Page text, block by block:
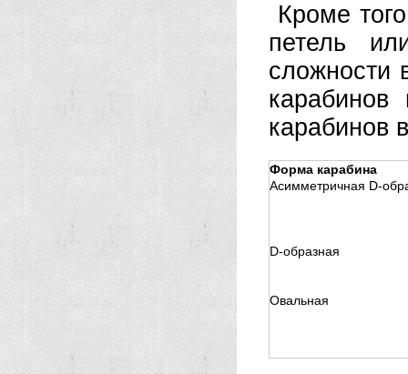
Кроме
петель
сложности
карабинов
Форма карабина
Асимметричная D-
D-образная
Овальная